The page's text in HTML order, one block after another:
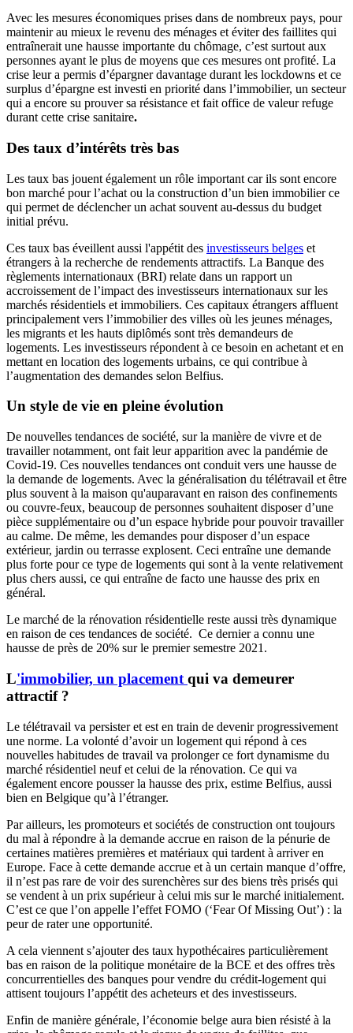
Avec les mesures économiques prises dans de nombreux pays, pour
maintenir au mieux le revenu des ménages et éviter des faillites qui
entraînerait une hausse importante du chômage, c’est surtout aux
personnes ayant le plus de moyens que ces mesures ont profité. La
crise leur a permis d’épargner davantage durant les lockdowns et ce
surplus d’épargne est investi en priorité dans l’immobilier, un secteur
qui a encore su prouver sa résistance et fait office de valeur refuge
durant cette crise sanitaire.
Des taux d’intérêts très bas
Les taux bas jouent également un rôle important car ils sont encore
bon marché pour l’achat ou la construction d’un bien immobilier ce
qui permet de déclencher un achat souvent au-dessus du budget
initial prévu.
Ces taux bas éveillent aussi l'appétit des investisseurs belges et
étrangers à la recherche de rendements attractifs. La Banque des
règlements internationaux (BRI) relate dans un rapport un
accroissement de l’impact des investisseurs internationaux sur les
marchés résidentiels et immobiliers. Ces capitaux étrangers affluent
principalement vers l’immobilier des villes où les jeunes ménages,
les migrants et les hauts diplômés sont très demandeurs de
logements. Les investisseurs répondent à ce besoin en achetant et en
mettant en location des logements urbains, ce qui contribue à
l’augmentation des demandes selon Belfius.
Un style de vie en pleine évolution
De nouvelles tendances de société, sur la manière de vivre et de
travailler notamment, ont fait leur apparition avec la pandémie de
Covid-19. Ces nouvelles tendances ont conduit vers une hausse de
la demande de logements. Avec la généralisation du télétravail et être
plus souvent à la maison qu'auparavant en raison des confinements
ou couvre-feux, beaucoup de personnes souhaitent disposer d’une
pièce supplémentaire ou d’un espace hybride pour pouvoir travailler
au calme. De même, les demandes pour disposer d’un espace
extérieur, jardin ou terrasse explosent. Ceci entraîne une demande
plus forte pour ce type de logements qui sont à la vente relativement
plus chers aussi, ce qui entraîne de facto une hausse des prix en
général.
Le marché de la rénovation résidentielle reste aussi très dynamique
en raison de ces tendances de société. Ce dernier a connu une
hausse de près de 20% sur le premier semestre 2021.
L'immobilier, un placement qui va demeurer
attractif ?
Le télétravail va persister et est en train de devenir progressivement
une norme. La volonté d’avoir un logement qui répond à ces
nouvelles habitudes de travail va prolonger ce fort dynamisme du
marché résidentiel neuf et celui de la rénovation. Ce qui va
également encore pousser la hausse des prix, estime Belfius, aussi
bien en Belgique qu’à l’étranger.
Par ailleurs, les promoteurs et sociétés de construction ont toujours
du mal à répondre à la demande accrue en raison de la pénurie de
certaines matières premières et matériaux qui tardent à arriver en
Europe. Face à cette demande accrue et à un certain manque d’offre,
il n’est pas rare de voir des surenchères sur des biens très prisés qui
se vendent à un prix supérieur à celui mis sur le marché initialement.
C’est ce que l’on appelle l’effet FOMO (‘Fear Of Missing Out’) : la
peur de rater une opportunité.
A cela viennent s’ajouter des taux hypothécaires particulièrement
bas en raison de la politique monétaire de la BCE et des offres très
concurrentielles des banques pour vendre du crédit-logement qui
attisent toujours l’appétit des acheteurs et des investisseurs.
Enfin de manière générale, l’économie belge aura bien résisté à la